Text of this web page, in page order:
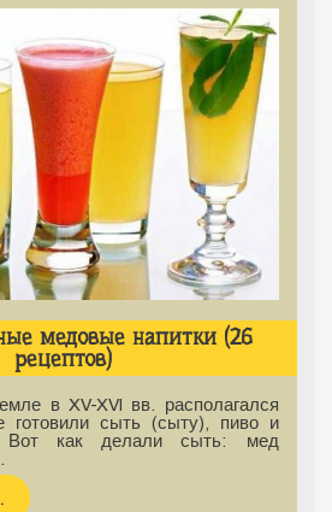
медовые напитки (26
рецептов)
в XV-XVI вв. располагался
готовили сыть (сыту), пиво и
Вот как делали сыть: мед